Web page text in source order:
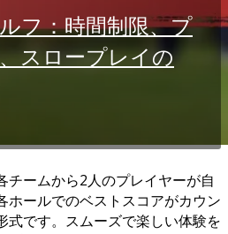
フ：時間制限、プ
スロープレイの
チームから2人のプレイヤーが自
ホールでのベストスコアがカウン
式です。スムーズで楽しい体験を